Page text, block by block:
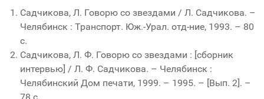
Садчикова, Л. Говорю со звездами / Л. Садчикова. –
Челябинск : Транспорт. Юж.-Урал. отд-ние, 1993. – 80
с.
Садчикова, Л. Ф. Говорю со звездами : [сборник
интервью] / Л. Ф. Садчикова. – Челябинск :
Челябинский Дом печати, 1999. – 1995. – [Вып. 2]. –